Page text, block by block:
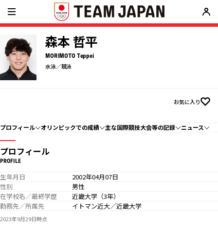
森本 哲平
MORIMOTO Teppei
水泳／競泳
お気に入り
プロフィール オリンピックでの成績 主な国際競技大会等の記録 ニュース
プロフィール
PROFILE
生年月日
2002年04月07日
性別
男性
在学校名／最終学歴
近畿大学（3年）
勤務先／所属先
イトマン近大／近畿大学
2023年9月29日時点